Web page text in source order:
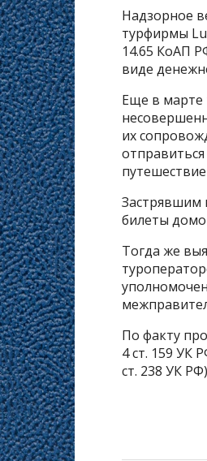
Надзорное
турфирмы
14.65 КоАП
виде
Еще в марте
их
Застрявшим
билеты
Тогда же
По факту
4 ст. 159 УК
ст. 238 УК